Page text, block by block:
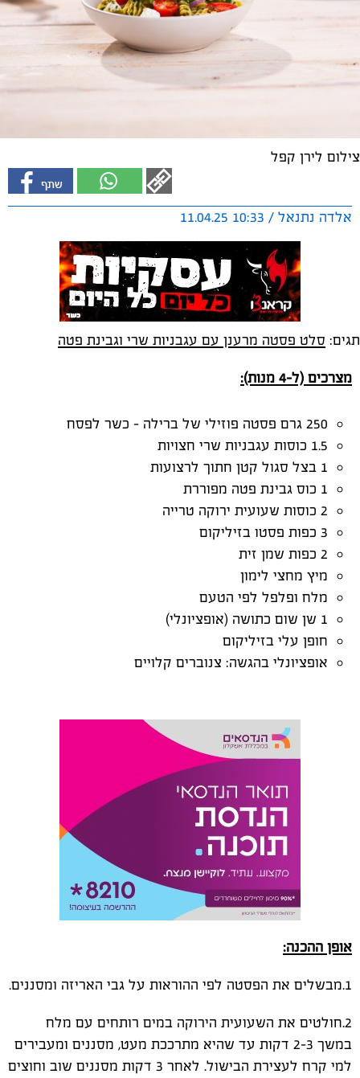
צילום לירן קפל
אלדה נתנאל / 10:33 11.04.25
תגים: סלט פסטה מרענן עם עגבניות שרי וגבינת פטה
מצרכים (ל-4 מנות):
250 גרם פסטה פוזילי של ברילה – כשר לפסח
1.5 כוסות עגבניות שרי חצויות
1 בצל סגול קטן חתוך לרצועות
1 כוס גבינת פטה מפוררת
2 כוסות שעועית ירוקה טרייה
3 כפות פסטו בזיליקום
2 כפות שמן זית
מיץ מחצי לימון
מלח ופלפל לפי הטעם
1 שן שום כתושה (אופציונלי)
חופן עלי בזיליקום
אופציונלי בהגשה: צנוברים קלויים
אופן ההכנה:
1.מבשלים את הפסטה לפי ההוראות על גבי האריזה ומסננים.
2.חולטים את השעועית הירוקה במים רותחים עם מלח
במשך 2-3 דקות עד שהיא מתרככת מעט, מסננים ומעבירים
למי קרח לעצירת הבישול. לאחר 3 דקות מסננים שוב וחוצים